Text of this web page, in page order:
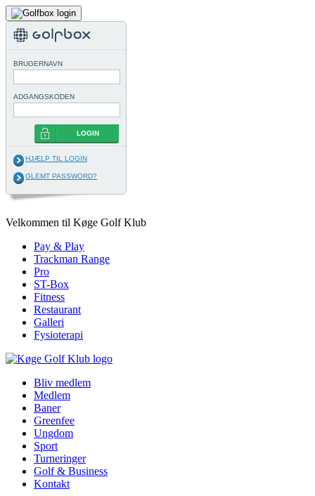
BRUGERNAVN
ADGANGSKODEN
LOGIN
HJÆLP TIL LOGIN
GLEMT PASSWORD?
Velkommen til Køge Golf Klub
Pay & Play
Trackman Range
Pro
ST-Box
Fitness
Restaurant
Galleri
Fysioterapi
Bliv medlem
Medlem
Baner
Greenfee
Ungdom
Sport
Turneringer
Golf & Business
Kontakt